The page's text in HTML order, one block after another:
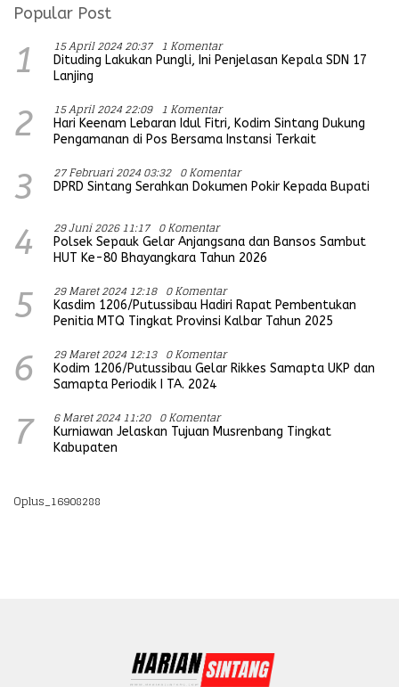
Popular Post
1 15 April 2024 20:37 1 Komentar
Dituding Lakukan Pungli, Ini Penjelasan Kepala SDN 17
Lanjing
2 15 April 2024 22:09 1 Komentar
Hari Keenam Lebaran Idul Fitri, Kodim Sintang Dukung
Pengamanan di Pos Bersama Instansi Terkait
3 27 Februari 2024 03:32 0 Komentar
DPRD Sintang Serahkan Dokumen Pokir Kepada Bupati
4 29 Juni 2026 11:17 0 Komentar
Polsek Sepauk Gelar Anjangsana dan Bansos Sambut
HUT Ke-80 Bhayangkara Tahun 2026
5 29 Maret 2024 12:18 0 Komentar
Kasdim 1206/Putussibau Hadiri Rapat Pembentukan
Penitia MTQ Tingkat Provinsi Kalbar Tahun 2025
6 29 Maret 2024 12:13 0 Komentar
Kodim 1206/Putussibau Gelar Rikkes Samapta UKP dan
Samapta Periodik I TA. 2024
7 6 Maret 2024 11:20 0 Komentar
Kurniawan Jelaskan Tujuan Musrenbang Tingkat
Kabupaten
Oplus_16908288